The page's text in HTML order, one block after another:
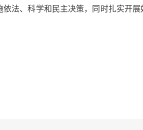
依法、科学和民主决策，同时扎实